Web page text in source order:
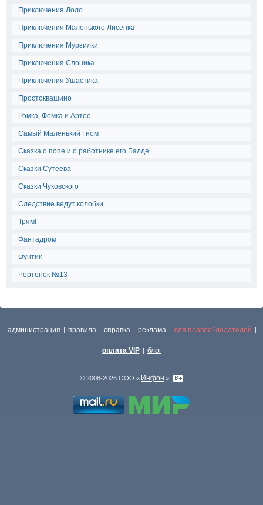
Приключения Лоло
Приключения Маленького Лисенка
Приключения Мурзилки
Приключения Слоника
Приключения Ушастика
Простоквашино
Ромка, Фомка и Артос
Самый Маленький Гном
Сказка о попе и о работнике его Балде
Сказки Сутеева
Сказки Чуковского
Следствие ведут колобки
Трям!
Фантадром
Фунтик
Чертенок №13
администрация | правила | справка | реклама | для правообладателей |
оплата VIP | блог
© 2008-2026 ООО « Инфон »